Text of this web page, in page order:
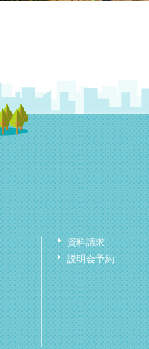
資料請求
説明会予約